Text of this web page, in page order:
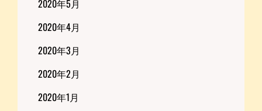
2020年5月
2020年4月
2020年3月
2020年2月
2020年1月